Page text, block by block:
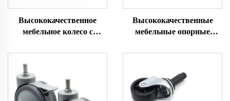
Высококачественное
мебельное колесо с
сплава
Высококачественные
мебельные опорные